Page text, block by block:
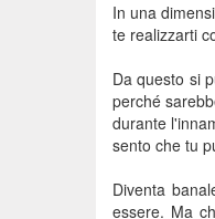
In una
te realizzarti
Da questo si
perché
durante
sento che tu
Diventa
essere. Ma